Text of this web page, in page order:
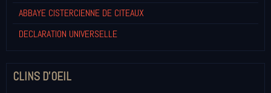
ABBAYE CISTERCIENNE DE CITEAUX
DECLARATION UNIVERSELLE
CLINS D'OEIL